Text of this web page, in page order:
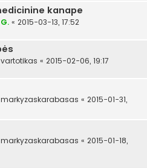
kanape
G. « 2015-03-13, 17:52
vartotikas « 2015-02-06, 19:17
markyzaskarabasas « 2015-01-31,
markyzaskarabasas « 2015-01-18,